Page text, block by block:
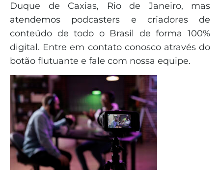
Duque de Caxias, Rio de Janeiro, mas
atendemos podcasters e criadores de
conteúdo de todo o Brasil de forma 100%
digital. Entre em contato conosco através do
botão flutuante e fale com nossa equipe.